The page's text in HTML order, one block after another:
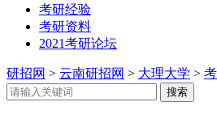
考研经验
考研资料
2021考研论坛
研招网 > 云南研招网 > 大理大学 >